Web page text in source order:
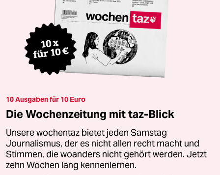
10 Ausgaben für 10 Euro
Die Wochenzeitung mit taz-Blick
Unsere wochentaz bietet jeden Samstag
Journalismus, der es nicht allen recht macht und
Stimmen, die woanders nicht gehört werden. Jetzt
zehn Wochen lang kennenlernen.